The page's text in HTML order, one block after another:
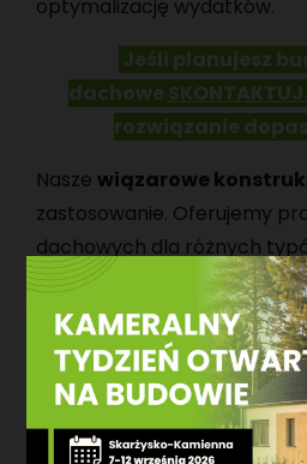
optymalizację wydatków.
Jeśli planujesz
dachoweSKONTAKTUJ
rozwiązanie
Nasze wiązarowe
zastosowanie. Oferujemy
dachowych dla różnych
Domy jednorodzinne–
Hale magazynowe–
Budynki gospodarcze i
stodół, obór i innych
Budynki użyteczności
urzędach, halach